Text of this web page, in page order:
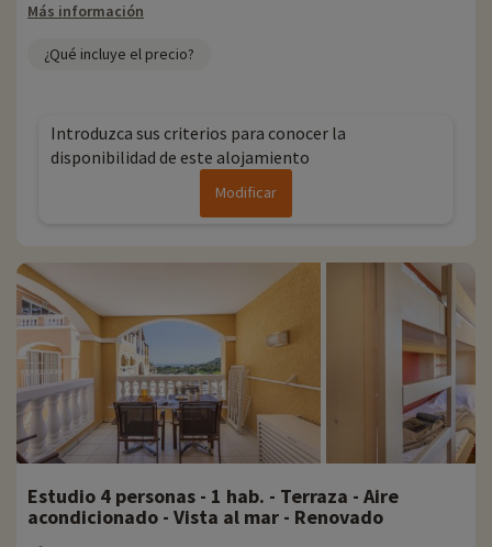
Más información
¿Qué incluye el precio?
Introduzca sus criterios para conocer la
disponibilidad de este alojamiento
Modificar
Estudio 4 personas - 1 hab. - Terraza - Aire
acondicionado - Vista al mar - Renovado